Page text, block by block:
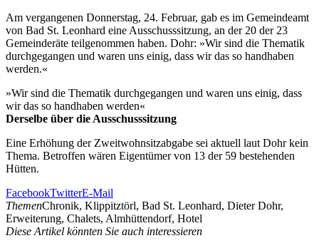
Am vergangenen Donnerstag, 24. Februar, gab es im Gemeindeamt
von Bad St. Leonhard eine Ausschusssitzung, an der 20 der 23
Gemeinderäte teilgenommen haben. Dohr: »Wir sind die Thematik
durchgegangen und waren uns einig, dass wir das so handhaben
werden.«
»Wir sind die Thematik durchgegangen und waren uns einig, dass
wir das so handhaben werden«
Derselbe über die Ausschusssitzung
Eine Erhöhung der Zweitwohnsitzabgabe sei aktuell laut Dohr kein
Thema. Betroffen wären Eigentümer von 13 der 59 bestehenden
Hütten.
FacebookTwitterE-Mail
ThemenChronik, Klippitztörl, Bad St. Leonhard, Dieter Dohr,
Erweiterung, Chalets, Almhüttendorf, Hotel
Diese Artikel könnten Sie auch interessieren